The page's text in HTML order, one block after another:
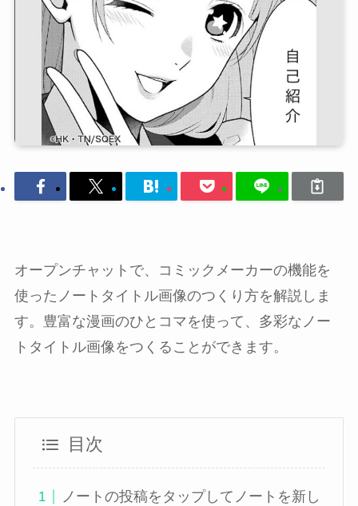
オープンチャットで、コミックメーカーの機能を
使ったノートタイトル画像のつくり方を解説しま
す。豊富な漫画のひとコマを使って、多彩なノー
トタイトル画像をつくることができます。
目次
ノートの投稿をタップしてノートを新し